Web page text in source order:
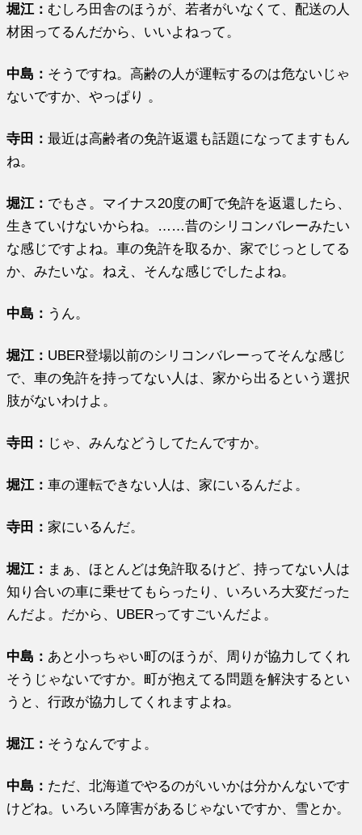
堀江 ： むしろ田舎のほうが、若者がいなくて、配送の人
材困ってるんだから、いいよねって。
中島： そうですね。高齢の人が運転するのは危ないじゃ
ないですか、やっぱり 。
寺田：最近は高齢者の免許返還も話題になってますもん
ね。
堀江 ： でもさ。マイナス20度の町で免許を返還したら、
生きていけないからね。……昔のシリコンバレーみたい
な感じですよね。車の免許を取るか、家でじっとしてる
か、みたいな。ねえ、そんな感じでしたよね。
中島： うん。
堀江 ： UBER登場以前のシリコンバレーってそんな感じ
で、車の免許を持ってない人は、家から出るという選択
肢がないわけよ。
寺田： じゃ、みんなどうしてたんですか。
堀江 ：車の運転できない人は、家にいるんだよ。
寺田： 家にいるんだ。
堀江 ： まぁ、ほとんどは免許取るけど、持ってない人は
知り合いの車に乗せてもらったり、いろいろ大変だった
んだよ。だから、UBERってすごいんだよ。
中島： あと小っちゃい町のほうが、周りが協力してくれ
そうじゃないですか。町が抱えてる問題を解決するとい
うと、行政が協力してくれますよね。
堀江 ： そうなんですよ。
中島： ただ、北海道でやるのがいいかは分かんないです
けどね。いろいろ障害があるじゃないですか、雪とか。